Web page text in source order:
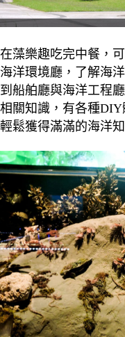
在藻樂趣吃完中餐，
海洋環境廳，了解海
到船舶廳與海洋工程
相關知識，有各種
輕鬆獲得滿滿的海洋知